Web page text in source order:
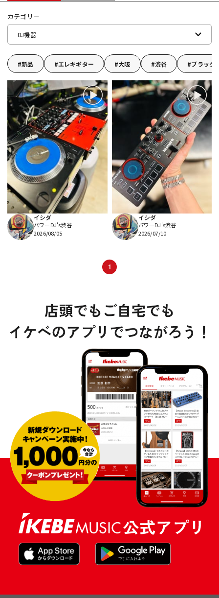
管楽器 その他楽器
アンプ エフェクター
DJ機器 DTM
DTM オンライン納品 レコーディング機器
配信/ライブ機器 楽器アクセサリ
中古 ヴィンテージ
カテゴリー
DJ機器
新品 エレキギター 大阪 渋谷 ブラック
イシダ
パワーDJ's渋谷
2026/08/05
イシダ
パワーDJ's渋谷
2026/07/10
1